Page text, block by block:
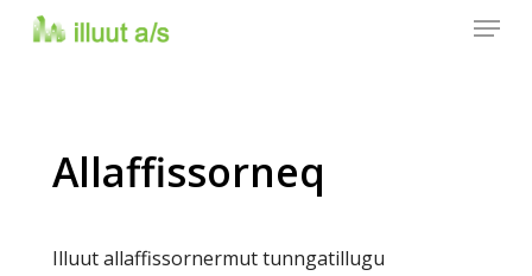
Skip
Menu
Allaffissorneq
Illuut allaffissornermut tunngatillugu